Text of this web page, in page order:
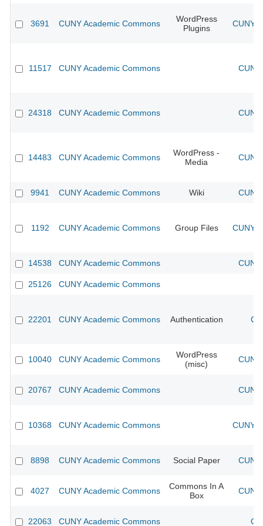
3691 CUNY Academic Commons
WordPress
Plugins
CUNY
11517 CUNY Academic Commons
24318 CUNY Academic Commons
14483 CUNY Academic Commons
WordPress -
Media
9941 CUNY Academic Commons Wiki
1192 CUNY Academic Commons Group Files CUNY
14538 CUNY Academic Commons
25126 CUNY Academic Commons
22201 CUNY Academic Commons Authentication
10040 CUNY Academic Commons
WordPress
(misc)
20767 CUNY Academic Commons
10368 CUNY Academic Commons CUNY
8898 CUNY Academic Commons Social Paper
4027 CUNY Academic Commons
Commons In A
Box
22063 CUNY Academic Commons